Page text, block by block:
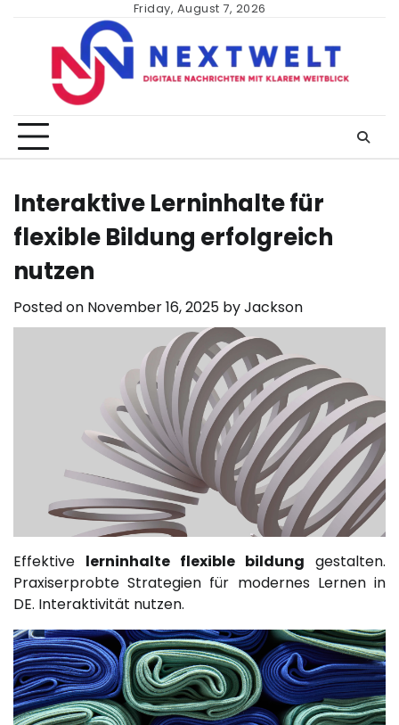
content
Friday, August 7, 2026
Interaktive Lerninhalte für
flexible Bildung erfolgreich
nutzen
Posted on November 16, 2025 byJackson
Effektive lerninhalte flexible bildung gestalten.
Praxiserprobte Strategien für modernes Lernen in
DE. Interaktivität nutzen.